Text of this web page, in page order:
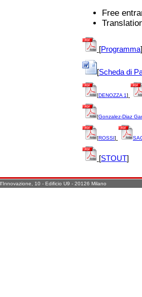
Free
[Programma]
[Scheda di
[DENOZZA 1]
[Gonzalez-Diaz
[ROSSI]
[STOUT]
10 - Edificio U9 - 20126 Milano